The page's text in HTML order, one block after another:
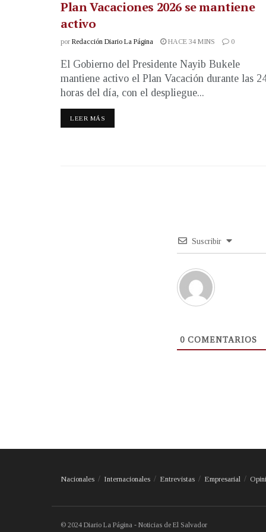
Plan Vacaciones 2026 se mantiene
activo
por Redacción Diario La Página HACE 34 MINS 0
El Gobierno del Presidente Nayib Bukele
mantiene activo el Plan Vacación durante las
horas del día, con el despliegue...
LEER MÁS
Suscribir
0 COMENTARIOS
Nacionales Internacionales Entrevistas Empresarial
© 2024 Diario La Página - Noticias de El Salvador